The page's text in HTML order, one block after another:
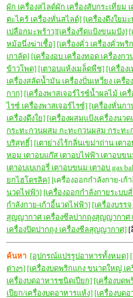
ผัก เครื่องสไลด์ผัก เครื่องสับกระเที่ยม
ตะไคร้ เครื่องหั่นสไลด์] [เครื่องดึงใยม
เปลือกมะพร้าว][เครื่องรีดแป้งขนมปัง] [
หม้อนึ่งฆ่าเชื้อ] [เครื่องคั่ว เครื่องคั่วพ
เกาลัด] [เครื่องอบ เครื่องทอด เครื่อง
ข้าวโพด] [เตาอบแห้งเมล็ดพืช] [เครื่อง
เครื่องสลัดน้ำมัน เครื่องปั่นเหวี่ยง เครื่
กาก] [เครื่องพาสเจอร์ไรซ์น้ำผลไม้ เค
ไรซ์ เครื่องพาสเจอร์ไรซ์] [เครื่องหั่นก
เครื่องดึงใย] [เครื่องผสมแป้งเครื่องนว
กระทะกวนผสม กะทะกวนผสม กระท
บริสุทธิ์] [เตาย่างไร้กลิ่นเขม่าถ่าน เตา
หอม เตาอบแก๊ส เตาอบไฟฟ้า เตาอบข
เตาอบเบเกอรี่ เตาอบขนม เตาอบ gas
ยกไฮโดรลิค] [เครื่องออกกำลังกาย-เ
นวดไฟฟ้า] [เครื่องออกกำลังกายระบบ
กำลังกาย-เก้าอี้นวดไฟฟ้า] [เครื่องบรร
สุญญากาศ เครื่องซีลปากถุงสุญญากาศ
เครื่องปิดปากถุง เครื่องซีลสุญญากาศ] [
ค้นหา [อุปกรณ์แปรรูปอาหารทั้งหมด]
ต่างๆ] [เครื่องบดพริกแกง ขนาดใหญ่ เ
เครื่องบดอาหารชนิดเปียก] [เครื่องบด
เปียก/เครื่องบดอาหารแห้ง] [เครื่องบด